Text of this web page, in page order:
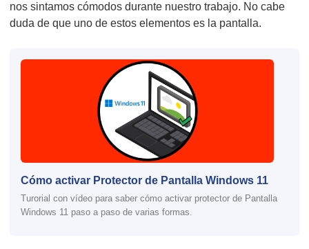
nos sintamos cómodos durante nuestro trabajo. No cabe
duda de que uno de estos elementos es la pantalla.
Cómo activar Protector de Pantalla Windows 11
Turorial con vídeo para saber cómo activar protector de Pantalla
Windows 11 paso a paso de varias formas.